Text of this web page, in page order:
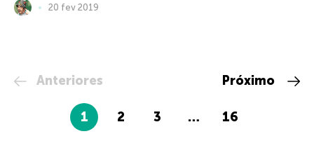
20 fev 2019
Anteriores
1 2 3 … 16
Próximo